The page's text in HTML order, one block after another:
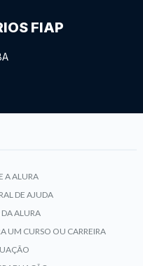
FIAP
A ALURA
DE AJUDA
ALURA
UM CURSO OU CARREIRA